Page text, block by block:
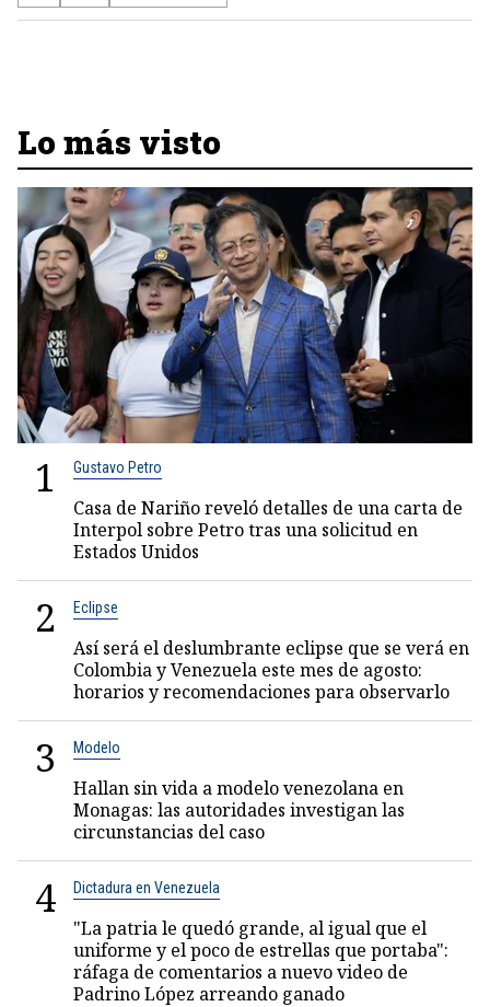
Lo más visto
1 Gustavo Petro
Casa de Nariño reveló detalles de una carta de
Interpol sobre Petro tras una solicitud en
Estados Unidos
2 Eclipse
Así será el deslumbrante eclipse que se verá en
Colombia y Venezuela este mes de agosto:
horarios y recomendaciones para observarlo
3 Modelo
Hallan sin vida a modelo venezolana en
Monagas: las autoridades investigan las
circunstancias del caso
4 Dictadura en Venezuela
"La patria le quedó grande, al igual que el
uniforme y el poco de estrellas que portaba":
ráfaga de comentarios a nuevo video de
Padrino López arreando ganado